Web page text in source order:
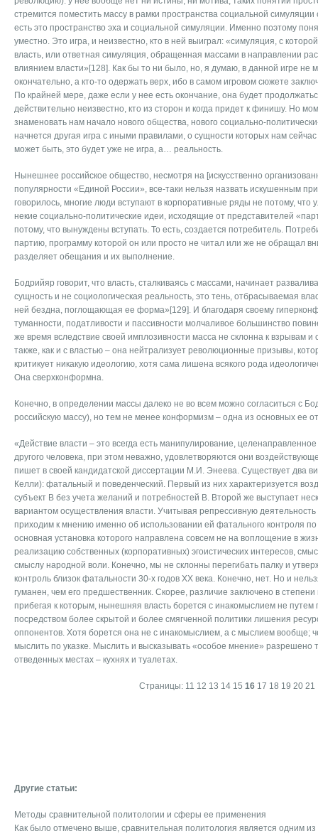
стремится поместить массу в рамки пространства социальной
есть это пространство эха и социальной симуляции. Именно поэтому
уместно. Это игра, и неизвестно, кто в ней выиграл: «симуляция, с
власть, или ответная симуляция, обращенная массами в направлении
влиянием власти»[128]. Как бы то ни было, но, я думаю, в данной игре не
окончательно, а кто-то одержать верх, ибо в самом игровом сюжете
По крайней мере, даже если у нее есть окончание, она будет
действительно неизвестно, кто из сторон и когда придет к финишу. Но
знаменовать нам начало нового общества, нового социально-
начнется другая игра с иными правилами, о сущности которых нам
может быть, это будет уже не игра, а… реальность.
Нынешнее российское общество, несмотря на [искусственно
популярности «Единой России», все-таки нельзя назвать искушенным
говорилось, многие люди вступают в корпоративные ряды не потому, что
некие социально-политические идеи, исходящие от представителей
потому, что вынуждены вступать. То есть, создается потребитель.
партию, программу которой он или просто не читал или же не обращал
разделяет обещания и их выполнение.
Бодрийяр говорит, что власть, сталкиваясь с массами, начинает
сущность и не социологическая реальность, это тень, отбрасываемая
ней бездна, поглощающая ее форма»[129]. И благодаря своему
туманности, податливости и пассивности молчаливое большинство
же время вследствие своей имплозивности масса не склонна к взрывам
также, как и с властью – она нейтрализует революционные призывы,
критикует никакую идеологию, хотя сама лишена всякого рода
Она сверхконформна.
Конечно, в определении массы далеко не во всем можно согласиться с
российскую массу), но тем не менее конформизм – одна из основных ее
«Действие власти – это всегда есть манипулирование,
другого человека, при этом неважно, удовлетворяются они
пишет в своей кандидатской диссертации М.И. Энеева. Существует два
Келли): фатальный и поведенческий. Первый из них характеризуется
субъект В без учета желаний и потребностей В. Второй же выступает
вариантом осуществления власти. Учитывая репрессивную
приходим к мнению именно об использовании ей фатального контроля
основная установка которого направлена совсем не на воплощение в
реализацию собственных (корпоративных) эгоистических интересов,
смыслу народной воли. Конечно, мы не склонны перегибать палку и
контроль близок фатальности 30-х годов ХХ века. Конечно, нет. Но и
гуманен, чем его предшественник. Скорее, различие заключено в
прибегая к которым, нынешняя власть борется с инакомыслием не
посредством более скрытой и более смягченной политики лишения
оппонентов. Хотя борется она не с инакомыслием, а с мыслием вообще;
мыслить по указке. Мыслить и высказывать «особое мнение» разрешено
отведенных местах – кухнях и туалетах.
Страницы: 11 12 13 14 15 16 17 18 19 20 21
Другие статьи:
Методы сравнительной политологии и сферы ее применения
Как было отмечено выше, сравнительная политология является одним